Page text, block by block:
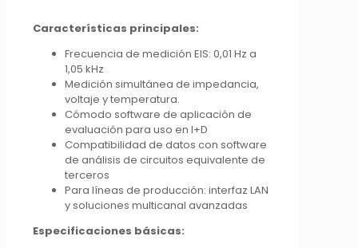
Características principales:
Frecuencia de medición EIS: 0,01 Hz a
1,05 kHz
Medición simultánea de impedancia,
voltaje y temperatura.
Cómodo software de aplicación de
evaluación para uso en I+D
Compatibilidad de datos con software
de análisis de circuitos equivalente de
terceros
Para líneas de producción: interfaz LAN
y soluciones multicanal avanzadas
Especificaciones básicas: